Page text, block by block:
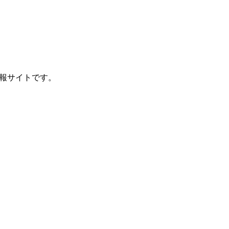
サイトです。